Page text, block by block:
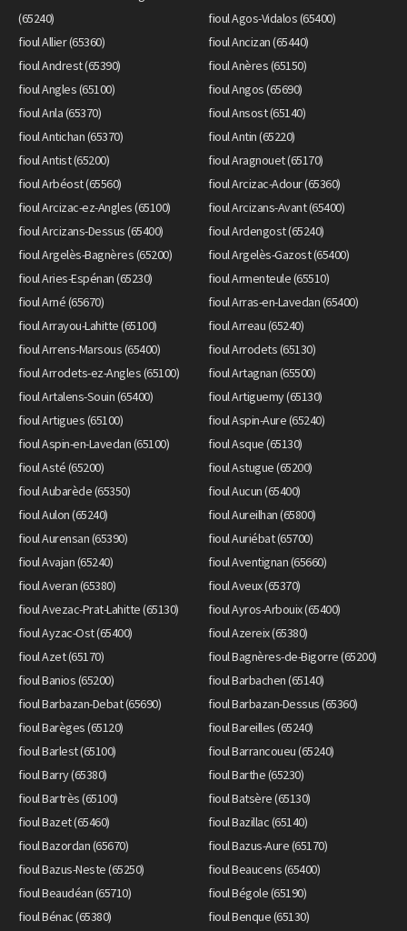
(65240)
fioul Agos-Vidalos (65400)
fioul Allier (65360)
fioul Ancizan (65440)
fioul Andrest (65390)
fioul Anères (65150)
fioul Angles (65100)
fioul Angos (65690)
fioul Anla (65370)
fioul Ansost (65140)
fioul Antichan (65370)
fioul Antin (65220)
fioul Antist (65200)
fioul Aragnouet (65170)
fioul Arbéost (65560)
fioul Arcizac-Adour (65360)
fioul Arcizac-ez-Angles (65100)
fioul Arcizans-Avant (65400)
fioul Arcizans-Dessus (65400)
fioul Ardengost (65240)
fioul Argelès-Bagnères (65200)
fioul Argelès-Gazost (65400)
fioul Aries-Espénan (65230)
fioul Armenteule (65510)
fioul Arné (65670)
fioul Arras-en-Lavedan (65400)
fioul Arrayou-Lahitte (65100)
fioul Arreau (65240)
fioul Arrens-Marsous (65400)
fioul Arrodets (65130)
fioul Arrodets-ez-Angles (65100)
fioul Artagnan (65500)
fioul Artalens-Souin (65400)
fioul Artiguemy (65130)
fioul Artigues (65100)
fioul Aspin-Aure (65240)
fioul Aspin-en-Lavedan (65100)
fioul Asque (65130)
fioul Asté (65200)
fioul Astugue (65200)
fioul Aubarède (65350)
fioul Aucun (65400)
fioul Aulon (65240)
fioul Aureilhan (65800)
fioul Aurensan (65390)
fioul Auriébat (65700)
fioul Avajan (65240)
fioul Aventignan (65660)
fioul Averan (65380)
fioul Aveux (65370)
fioul Avezac-Prat-Lahitte (65130)
fioul Ayros-Arbouix (65400)
fioul Ayzac-Ost (65400)
fioul Azereix (65380)
fioul Azet (65170)
fioul Bagnères-de-Bigorre (65200)
fioul Banios (65200)
fioul Barbachen (65140)
fioul Barbazan-Debat (65690)
fioul Barbazan-Dessus (65360)
fioul Barèges (65120)
fioul Bareilles (65240)
fioul Barlest (65100)
fioul Barrancoueu (65240)
fioul Barry (65380)
fioul Barthe (65230)
fioul Bartrès (65100)
fioul Batsère (65130)
fioul Bazet (65460)
fioul Bazillac (65140)
fioul Bazordan (65670)
fioul Bazus-Aure (65170)
fioul Bazus-Neste (65250)
fioul Beaucens (65400)
fioul Beaudéan (65710)
fioul Bégole (65190)
fioul Bénac (65380)
fioul Benque (65130)